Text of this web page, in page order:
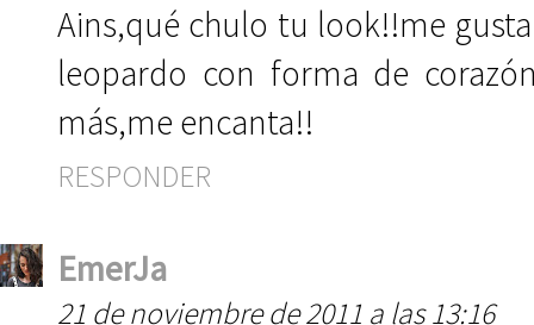
Ains,qué chulo tu look!!me
leopardo con forma de
más,me encanta!!
RESPONDER
EmerJa
21 de noviembre de 2011 a las 13:16